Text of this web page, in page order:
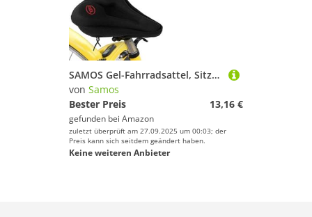
SAMOS Gel-Fahrradsattel, Sitzkissen, gepolsterte und bequeme Fahrradsattelhülle, Gel, für MTB und Spinning, Zubehör für Fahrrad, bequem für Heimtrainer
von Samos
Bester Preis
13,16 €
gefunden bei Amazon
zuletzt überprüft am 27.09.2025 um 00:03; der
Preis kann sich seitdem geändert haben.
Keine weiteren Anbieter